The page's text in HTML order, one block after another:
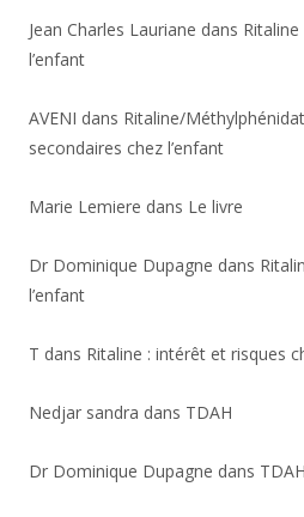
Jean Charles Lauriane dans
l’enfant
AVENI dans Ritaline/
secondaires chez l’enfant
Marie Lemiere dans Le livre
Dr Dominique Dupagne dans
l’enfant
T dans Ritaline : intérêt et risques
Nedjar sandra dans TDAH
Dr Dominique Dupagne dans TDAH